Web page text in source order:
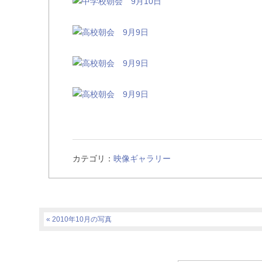
カテゴリ：映像ギャラリー
2010年10月の写真